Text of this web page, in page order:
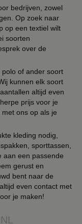
bedrijven, zowel
Op zoek naar
op een textiel wilt
soorten
over de
of ander soort
kunnen elk soort
altijd even
prijs voor je
ons op als je
kleding nodig,
sporttassen,
aan een passende
gerust en
bent naar de
even contact met
je maken!